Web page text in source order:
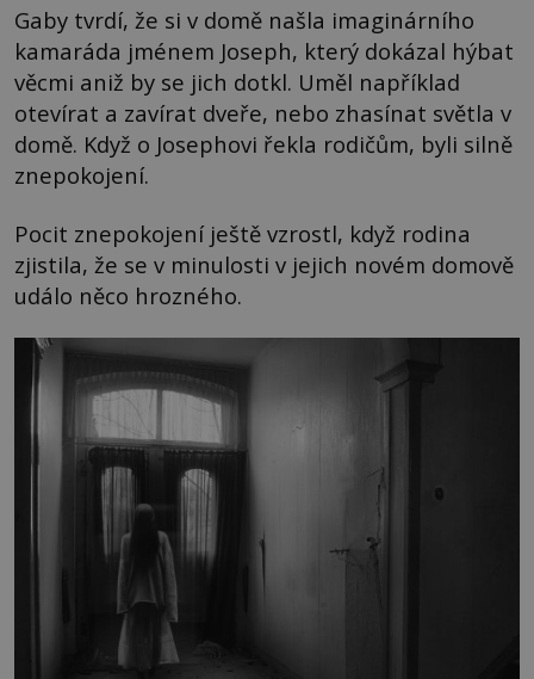
Gaby tvrdí, že si v domě našla imaginárního
kamaráda jménem Joseph, který dokázal hýbat
věcmi aniž by se jich dotkl. Uměl například
otevírat a zavírat dveře, nebo zhasínat světla v
domě. Když o Josephovi řekla rodičům, byli silně
znepokojení.
Pocit znepokojení ještě vzrostl, když rodina
zjistila, že se v minulosti v jejich novém domově
událo něco hrozného.